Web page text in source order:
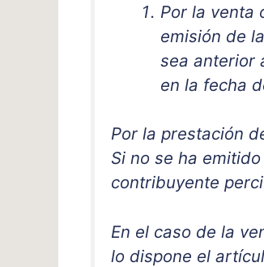
Por la venta
emisión de
sea anterior
en la fecha
Por la prestación
Si no se ha
contribuyente
En el caso de la
lo dispone el